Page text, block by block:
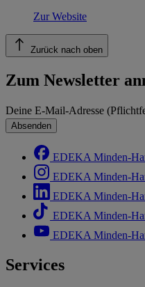
Zur Website
Zurück nach oben
Zum Newsletter
Deine E-Mail-Adresse
Absenden
EDEKA Minden-
EDEKA Minden-
EDEKA Minden-
EDEKA Minden-
EDEKA Minden-
Services